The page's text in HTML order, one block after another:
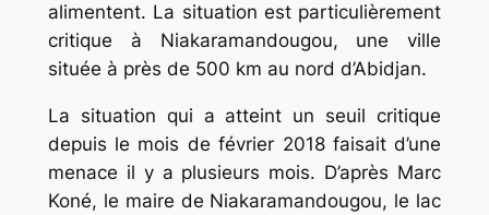
alimentent. La situation est particulièrement
critique à Niakaramandougou, une ville
située à près de 500 km au nord d’Abidjan.
La situation qui a atteint un seuil critique
depuis le mois de février 2018 faisait d’une
menace il y a plusieurs mois. D’après Marc
Koné, le maire de Niakaramandougou, le lac